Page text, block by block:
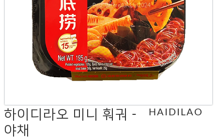
하이디라오 미니 훠궈 -
야채
HAIDILAO